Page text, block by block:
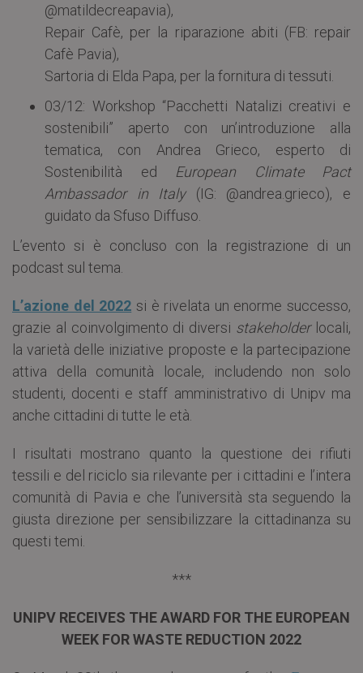
@matildecreapavia),
Repair Cafè, per la riparazione abiti (FB: repair
Cafè Pavia),
Sartoria di Elda Papa, per la fornitura di tessuti.
03/12: Workshop “Pacchetti Natalizi creativi e
sostenibili” aperto con un’introduzione alla
tematica, con Andrea Grieco, esperto di
Sostenibilità ed European Climate Pact
Ambassador in Italy(IG: @andrea.grieco), e
guidato da Sfuso Diffuso.
L’evento si è concluso con la registrazione di un
podcast sul tema.
L’azione del 2022 si è rivelata un enorme successo,
grazie al coinvolgimento di diversi stakeholderlocali,
la varietà delle iniziative proposte e la partecipazione
attiva della comunità locale, includendo non solo
studenti, docenti e staff amministrativo di Unipv ma
anche cittadini di tutte le età.
I risultati mostrano quanto la questione dei rifiuti
tessili e del riciclo sia rilevante per i cittadini e l’intera
comunità di Pavia e che l’università sta seguendo la
giusta direzione per sensibilizzare la cittadinanza su
questi temi.
***
UNIPV RECEIVES THE AWARD FOR THE EUROPEAN
WEEK FOR WASTE REDUCTION 2022